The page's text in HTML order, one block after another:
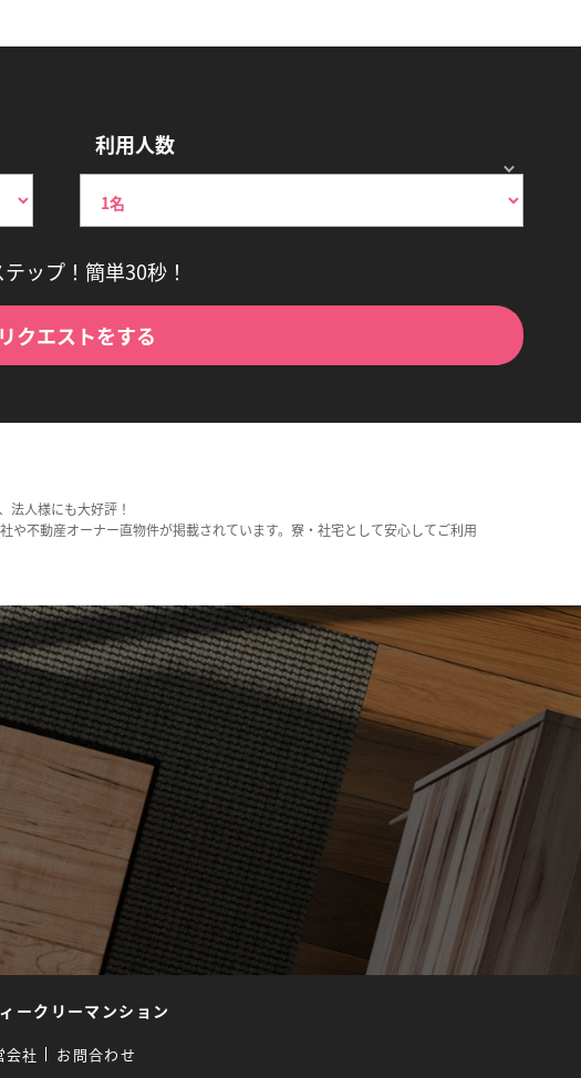
利用人数
ップ！簡単30秒！
クエストをする
法人様にも大好評！
不動産オーナー直物件が掲載されています。寮・社宅として安心してご利用
ークリーマンション
会社 お問合わせ